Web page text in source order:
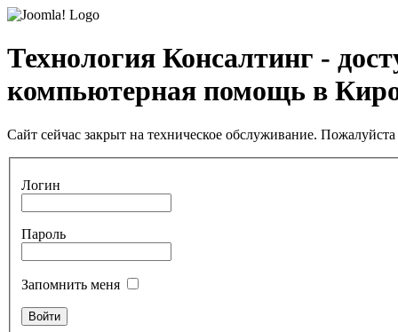
Технология Консалтинг -
компьютерная помощь в
Сайт сейчас закрыт на техническое обслуживание.
Логин
Пароль
Запомнить меня